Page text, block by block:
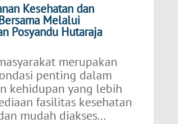
Kesehatan dan
Melalui
Posyandu Hutaraja
merupakan
penting dalam
kehidupan yang lebih
fasilitas kesehatan
mudah diakses...